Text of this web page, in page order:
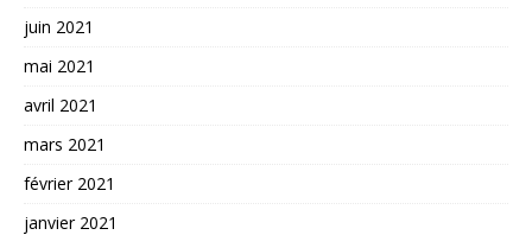
juin 2021
mai 2021
avril 2021
mars 2021
février 2021
janvier 2021